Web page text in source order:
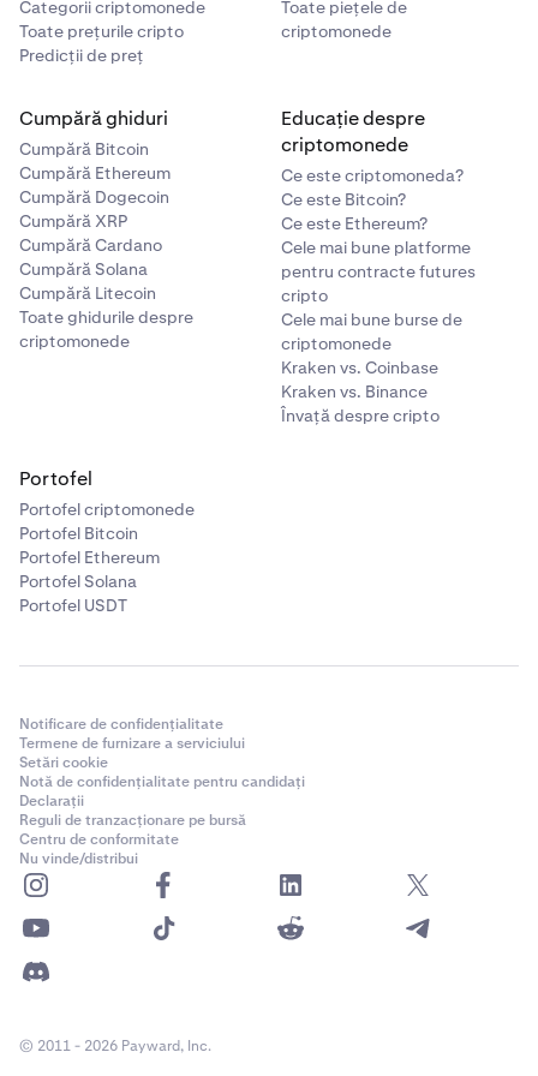
Categorii criptomonede
Toate prețurile cripto
Predicții de preț
Toate piețele de
criptomonede
Cumpără ghiduri
Cumpără Bitcoin
Cumpără Ethereum
Cumpără Dogecoin
Cumpără XRP
Cumpără Cardano
Cumpără Solana
Cumpără Litecoin
Toate ghidurile despre
criptomonede
Educație despre
criptomonede
Ce este criptomoneda?
Ce este Bitcoin?
Ce este Ethereum?
Cele mai bune platforme
pentru contracte futures
cripto
Cele mai bune burse de
criptomonede
Kraken vs. Coinbase
Kraken vs. Binance
Învață despre cripto
Portofel
Portofel criptomonede
Portofel Bitcoin
Portofel Ethereum
Portofel Solana
Portofel USDT
Notificare de confidențialitate
Termene de furnizare a serviciului
Setări cookie
Notă de confidențialitate pentru candidați
Declarații
Reguli de tranzacționare pe bursă
Centru de conformitate
Nu vinde/distribui
© 2011 - 2026 Payward, Inc.